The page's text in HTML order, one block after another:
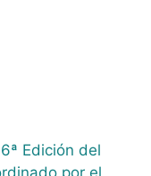
Edición del
por el